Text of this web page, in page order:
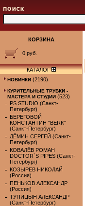
КОРЗИНА
0 руб.
КАТАЛОГ
НОВИНКИ (2190)
КУРИТЕЛЬНЫЕ ТРУБКИ -
МАСТЕРА И СТУДИИ (523)
PS STUDIO (Санкт-
Петербург)
БЕРЕГОВОЙ
КОНСТАНТИН "BERK"
(Санкт-Петербург)
ДЁМИН СЕРГЕЙ (Санкт-
Петербург)
КОВАЛЁВ РОМАН
DOCTOR`S PIPES (Санкт-
Петербург)
КОЗЫРЕВ НИКОЛАЙ
(Россия)
ПЕНЬКОВ АЛЕКСАНДР
(Россия)
ТУПИЦЫН АЛЕКСАНДР
(Санкт-Петербург)